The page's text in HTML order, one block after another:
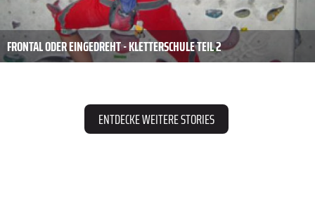
FRONTAL ODER EINGEDREHT - KLETTERSCHULE TEIL 2
ENTDECKE WEITERE STORIES